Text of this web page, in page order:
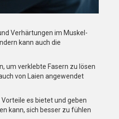
Verhärtungen im Muskel-
kann auch die
um verklebte Fasern zu lösen
von Laien angewendet
es bietet und geben
kann, sich besser zu fühlen